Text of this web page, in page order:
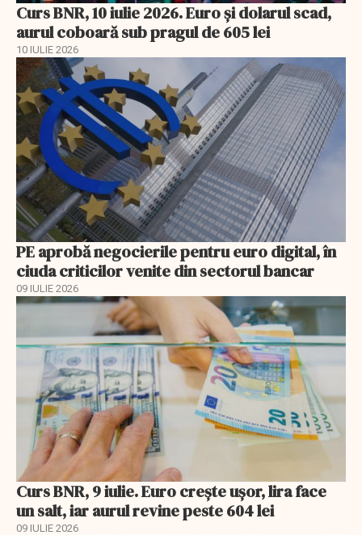
Curs BNR, 10 iulie 2026. Euro și dolarul scad,
aurul coboară sub pragul de 605 lei
10 IULIE 2026
PE aprobă negocierile pentru euro digital, în
ciuda criticilor venite din sectorul bancar
09 IULIE 2026
Curs BNR, 9 iulie. Euro crește ușor, lira face
un salt, iar aurul revine peste 604 lei
09 IULIE 2026